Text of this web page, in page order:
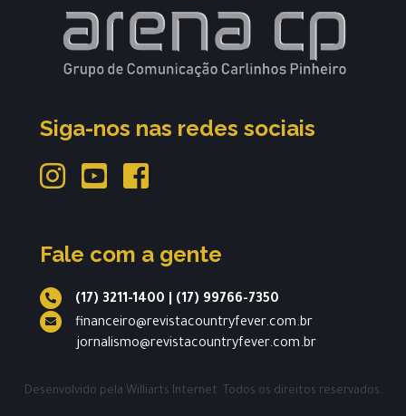
Siga-nos nas redes sociais
Fale com a gente
(17) 3211-1400
(17) 99766-7350
financeiro@revistacountryfever.com.br
jornalismo@revistacountryfever.com.br
Desenvolvido pela Williarts Internet. Todos os direitos reservados.